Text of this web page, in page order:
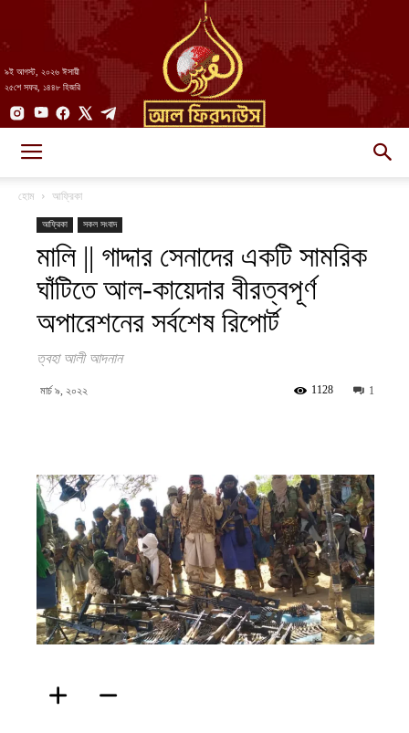
৯ই আগস্ট, ২০২৬ ঈসায়ী
২৫শে সফর, ১৪৪৮ হিজরি
||
আল-
হোম আফ্রিকা
আফ্রিকা সকল সংবাদ
মালি || গাদ্দার সেনাদের একটি সামরিক
ঘাঁটিতে আল-কায়েদার বীরত্বপূর্ণ
অপারেশনের সর্বশেষ রিপোর্ট
ত্বহা আলী আদনান
মার্চ ৯, ২০২২ 1
1128